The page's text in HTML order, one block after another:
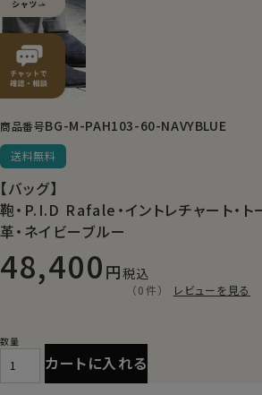
商品番号BG-M-PAH103-60-NAVYBLUE
送料無料
【バッグ】
鞄・P.I.D Rafale・イントレチャート・ト
革・ネイビーブルー
48,400 税込
（0件） レビューを見る
カートに入れる